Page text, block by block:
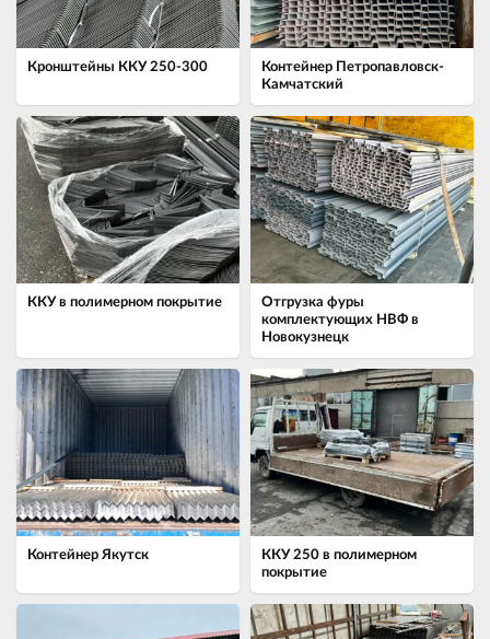
Кронштейны ККУ 250-300
Контейнер Петропавловск-
Камчатский
ККУ в полимерном покрытие
Отгрузка фуры
комплектующих НВФ в
Новокузнецк
Контейнер Якутск
ККУ 250 в полимерном
покрытие